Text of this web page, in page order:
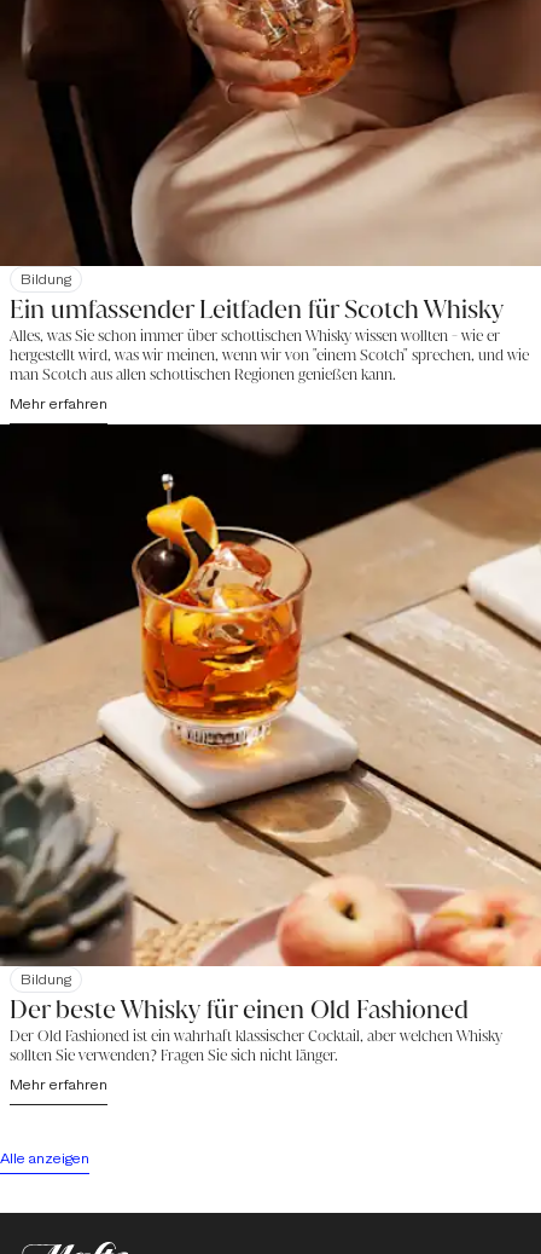
Bildung
Ein umfassender Leitfaden für Scotch Whisky
Alles, was Sie schon immer über schottischen Whisky wissen wollten - wie er
hergestellt wird, was wir meinen, wenn wir von "einem Scotch" sprechen, und wie
man Scotch aus allen schottischen Regionen genießen kann.
Mehr erfahren
Bildung
Der beste Whisky für einen Old Fashioned
Der Old Fashioned ist ein wahrhaft klassischer Cocktail, aber welchen Whisky
sollten Sie verwenden? Fragen Sie sich nicht länger.
Mehr erfahren
Alle anzeigen